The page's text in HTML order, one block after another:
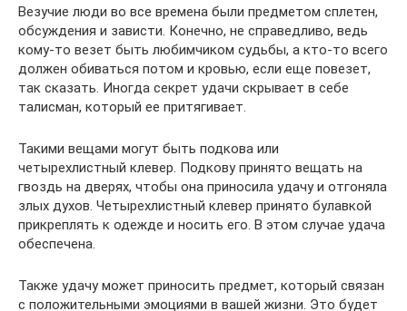
Везучие люди во все времена были предметом сплетен,
обсуждения и зависти. Конечно, не справедливо, ведь
кому-то везет быть любимчиком судьбы, а кто-то всего
должен обиваться потом и кровью, если еще повезет,
так сказать. Иногда секрет удачи скрывает в себе
талисман, который ее притягивает.
Такими вещами могут быть подкова или
четырехлистный клевер. Подкову принято вещать на
гвоздь на дверях, чтобы она приносила удачу и отгоняла
злых духов. Четырехлистный клевер принято булавкой
прикреплять к одежде и носить его. В этом случае удача
обеспечена.
Также удачу может приносить предмет, который связан
с положительными эмоциями в вашей жизни. Это будет